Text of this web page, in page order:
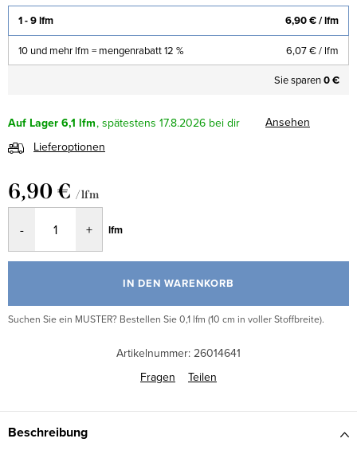
1 - 9 lfm 6,90 €/ lfm
10 und mehr lfm = mengenrabatt 12 % 6,07 €/ lfm
Sie sparen0 €
Auf Lager6,1 lfm 17.8.2026
Ansehen
Lieferoptionen
6,90 € / lfm
lfm
IN DEN WARENKORB
Suchen Sie ein MUSTER? Bestellen Sie 0,1 lfm (10 cm in voller Stoffbreite).
Artikelnummer: 26014641
Fragen
Teilen
Beschreibung